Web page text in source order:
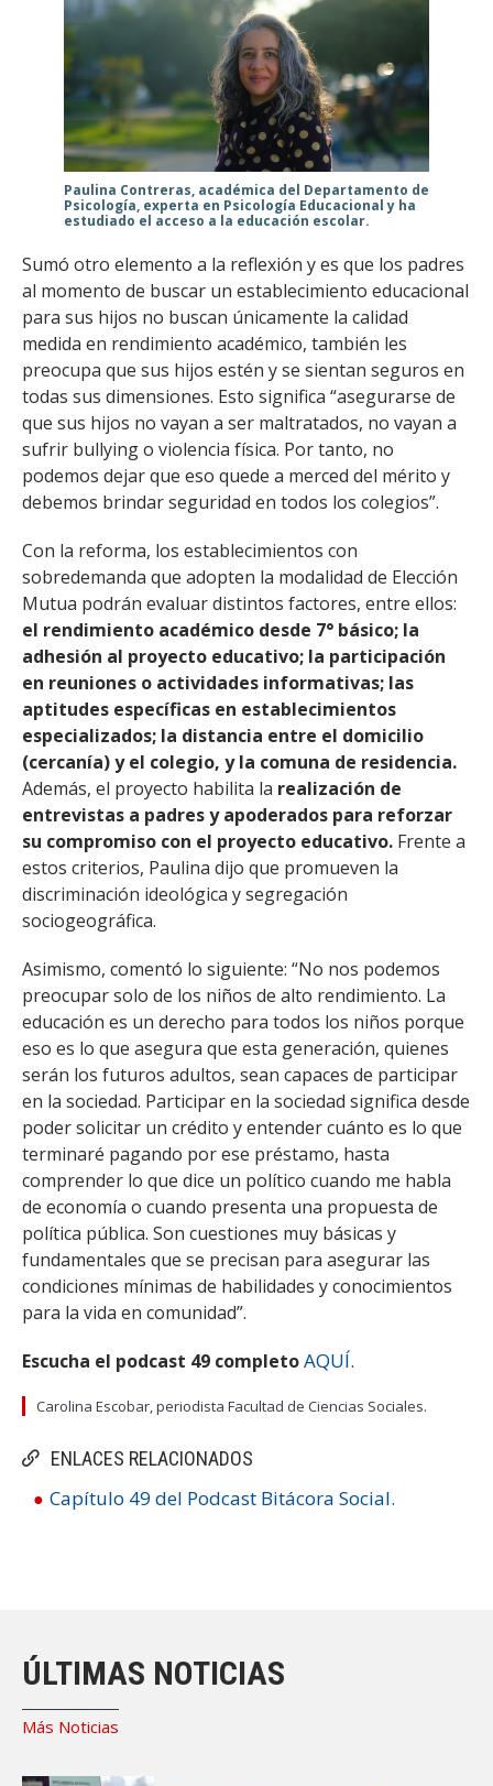
ENLACES RELACIONADOS
Capítulo 49 del Podcast Bitácora Social.
Paulina Contreras, académica del Departamento de
Psicología, experta en Psicología Educacional y ha
estudiado el acceso a la educación escolar.
Sumó otro elemento a la reflexión y es que los padres
al momento de buscar un establecimiento educacional
para sus hijos no buscan únicamente la calidad
medida en rendimiento académico, también les
preocupa que sus hijos estén y se sientan seguros en
todas sus dimensiones. Esto significa “asegurarse de
que sus hijos no vayan a ser maltratados, no vayan a
sufrir bullying o violencia física. Por tanto, no
podemos dejar que eso quede a merced del mérito y
debemos brindar seguridad en todos los colegios”.
Con la reforma, los establecimientos con
sobredemanda que adopten la modalidad de Elección
Mutua podrán evaluar distintos factores, entre ellos:
el rendimiento académico desde 7° básico; la
adhesión al proyecto educativo; la participación
en reuniones o actividades informativas; las
aptitudes específicas en establecimientos
especializados; la distancia entre el domicilio
(cercanía) y el colegio, y la comuna de residencia.
Además, el proyecto habilita la realización de
entrevistas a padres y apoderados para reforzar
su compromiso con el proyecto educativo. Frente a
estos criterios, Paulina dijo que promueven la
discriminación ideológica y segregación
sociogeográfica.
Asimismo, comentó lo siguiente: “No nos podemos
preocupar solo de los niños de alto rendimiento. La
educación es un derecho para todos los niños porque
eso es lo que asegura que esta generación, quienes
serán los futuros adultos, sean capaces de participar
en la sociedad. Participar en la sociedad significa desde
poder solicitar un crédito y entender cuánto es lo que
terminaré pagando por ese préstamo, hasta
comprender lo que dice un político cuando me habla
de economía o cuando presenta una propuesta de
política pública. Son cuestiones muy básicas y
fundamentales que se precisan para asegurar las
condiciones mínimas de habilidades y conocimientos
para la vida en comunidad”.
Escucha el podcast 49 completoAQUÍ.
Carolina Escobar, periodista Facultad de Ciencias Sociales.
ÚLTIMAS NOTICIAS
Más Noticias